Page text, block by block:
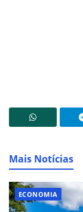
Mais Notícias
ECONOMIA